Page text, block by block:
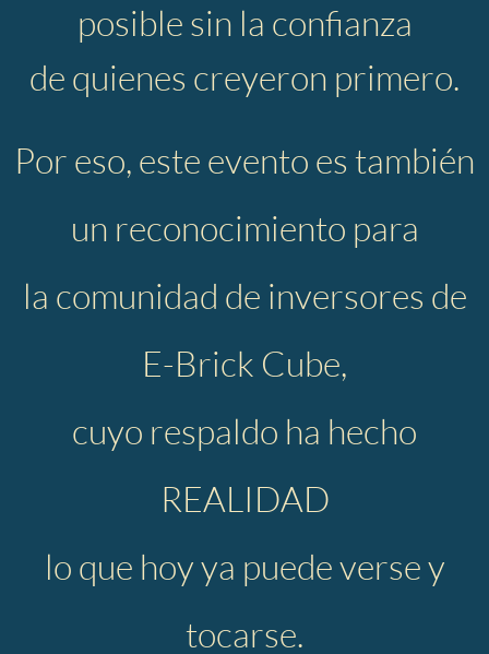
posible sin la confianza
de quienes creyeron primero.
Por eso, este evento es también
un reconocimiento para
la comunidad de inversores de
E-Brick Cube,
cuyo respaldo ha hecho
REALIDAD
lo que hoy ya puede verse y
tocarse.